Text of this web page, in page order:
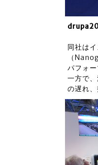
同社は
（
パフォ
一方で
の遅れ